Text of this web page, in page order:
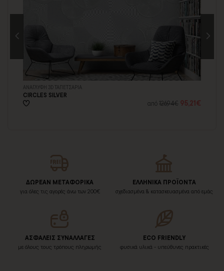
ΑΝΑΓΛΥΦΗ 3D ΤΑΠΕΤΣΑΡΙΑ
CIRCLES SILVER
από126,94€ 95,21€
ΔΩΡΕΑΝ ΜΕΤΑΦΟΡΙΚΑ
για όλες τις αγορές άνω των 200€
ΕΛΛΗΝΙΚΑ ΠΡΟΪΟΝΤΑ
σχεδιασμένα & κατασκευασμένα από εμάς
ΑΣΦΑΛΕΙΣ ΣΥΝΑΛΛΑΓΕΣ
με όλους τους τρόπους πληρωμής
ECO FRIENDLY
φυσικά υλικά - υπεύθυνες πρακτικές